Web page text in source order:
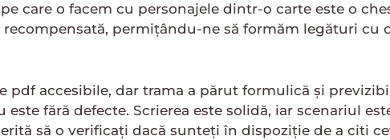
care o facem cu personajele dintr-o carte este o
permițându-ne să formăm legături
pdf accesibile, dar trama a părut formulică și
fără defecte. Scrierea este solidă, iar scenariul
să o verificați dacă sunteți în dispoziție de a citi